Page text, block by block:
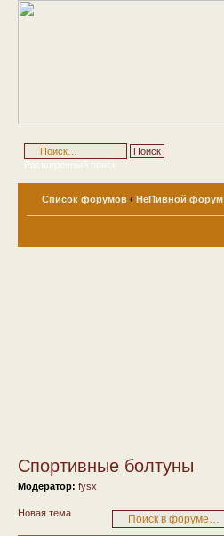
Расширенный поиск
Список форумов ‹ НеПивной форум
Спортивные болтуны
Модератор: fysx
Новая тема